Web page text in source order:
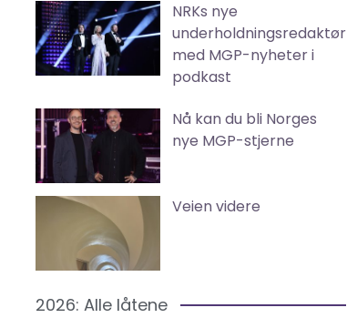
NRKs nye
underholdningsredaktør
med MGP-nyheter i
podkast
Nå kan du bli Norges
nye MGP-stjerne
Veien videre
2026: Alle låtene